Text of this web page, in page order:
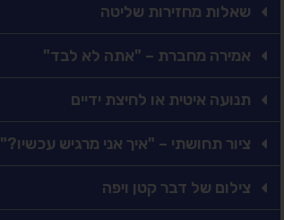
שאלות מחזירות שליטה
אמירה מחברת – "אתה לא לבד"
תנועה איטית או לחיצת ידיים
ציור תחושתי – "איך אני מרגיש עכשיו?"
צילום של דבר קטן ויפה